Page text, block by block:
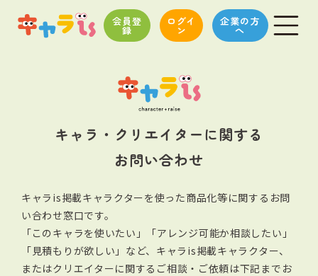
会員登
録
ログイ
ン
企業の方
へ
キャラ・クリエイターに関する
お問い合わせ
キャラis掲載キャラクターを使った商品化等に関するお問
い合わせ窓口です。
「このキャラを使いたい」「アレンジ可能か相談したい」
「見積もりが欲しい」など、キャラis掲載キャラクター、
またはクリエイターに関する ご相談・ご依頼は下記までお